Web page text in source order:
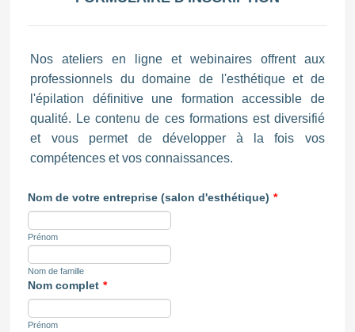
Nos ateliers en ligne et webinaires offrent aux
professionnels du domaine de l'esthétique et de
l'épilation définitive une formation accessible de
qualité. Le contenu de ces formations est diversifié
et vous permet de développer à la fois vos
compétences et vos connaissances.
Nom de votre entreprise (salon d'esthétique) *
Prénom
Nom de famille
Nom complet *
Prénom